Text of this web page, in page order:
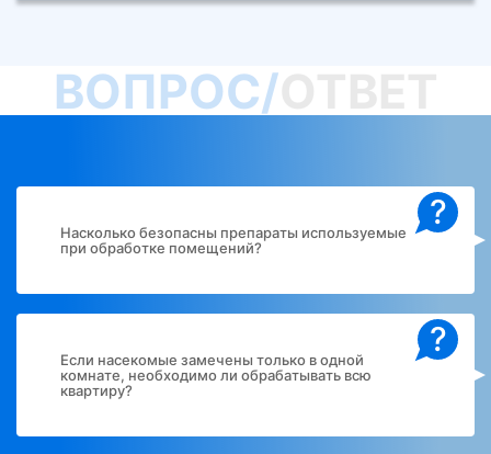
ВОПРОС/
?
Насколько безопасны препараты используемые
при обработке помещений?
?
Если насекомые замечены только в одной
комнате, необходимо ли обрабатывать всю
квартиру?